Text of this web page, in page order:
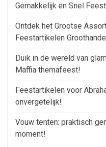
Gemakkelijk en Snel
Ontdek het Grootse
Feestartikelen
Duik in de wereld van
Maffia themafeest!
Feestartikelen voor
onvergetelijk!
Vouw tenten: praktisch
moment!